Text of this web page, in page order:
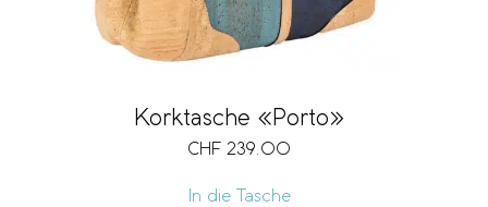
Korktasche «Porto»
CHF 239.00
In die Tasche